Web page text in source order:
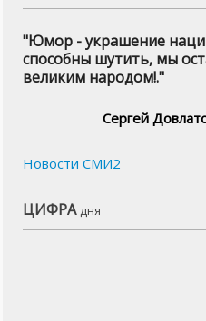
"Юмор - украшение
способны шутить, мы
великим народом!."
Сергей
Новости СМИ2
ЦИФРА дня